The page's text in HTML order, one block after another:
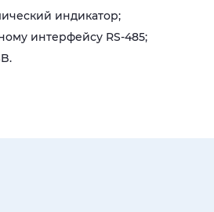
индикатор;
интерфейсу RS-485;